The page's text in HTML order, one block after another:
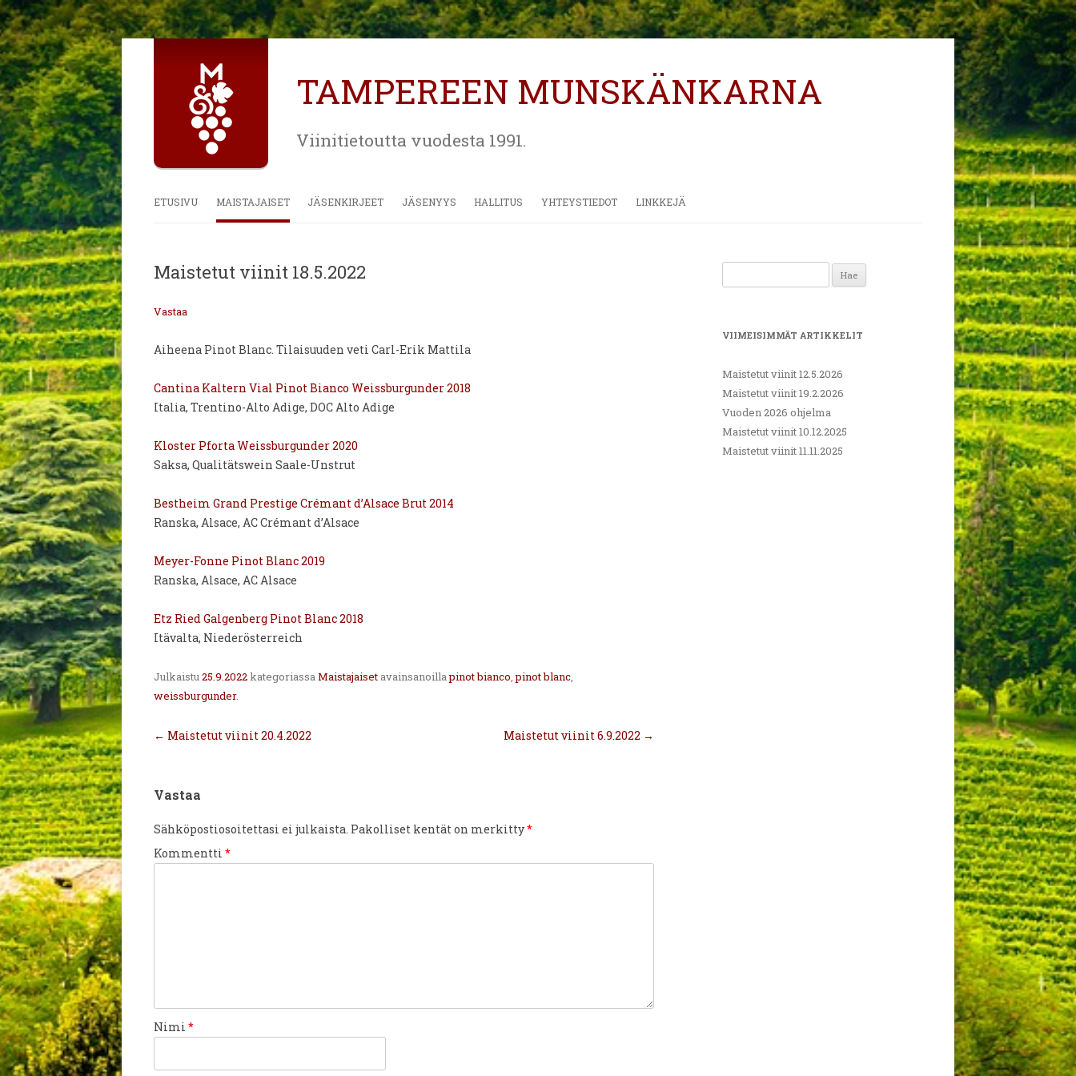
TAMPEREEN MUNSKÄNKARNA
Viinitietoutta vuodesta 1991.
ETUSIVU MAISTAJAISET JÄSENKIRJEET JÄSENYYS HALLITUS YHTEYSTIEDOT LINKKEJÄ
Maistetut viinit 18.5.2022
Vastaa
Aiheena Pinot Blanc. Tilaisuuden veti Carl-Erik Mattila
Cantina Kaltern Vial Pinot Bianco Weissburgunder 2018
Italia, Trentino-Alto Adige, DOC Alto Adige
Kloster Pforta Weissburgunder 2020
Saksa, Qualitätswein Saale-Unstrut
Bestheim Grand Prestige Crémant d’Alsace Brut 2014
Ranska, Alsace, AC Crémant d’Alsace
Meyer-Fonne Pinot Blanc 2019
Ranska, Alsace, AC Alsace
Etz Ried Galgenberg Pinot Blanc 2018
Itävalta, Niederösterreich
Julkaistu25.9.2022kategoriassaMaistajaiset avainsanoillapinot bianco,pinot blanc,
weissburgunder.
Artikkelien
← Maistetut viinit 20.4.2022 Maistetut viinit 6.9.2022 →
Vastaa
Sähköpostiosoitettasi ei julkaista. Pakolliset kentät on merkitty*
Kommentti *
Nimi *
VIIMEISIMMÄT ARTIKKELIT
Maistetut viinit 12.5.2026
Maistetut viinit 19.2.2026
Vuoden 2026 ohjelma
Maistetut viinit 10.12.2025
Maistetut viinit 11.11.2025